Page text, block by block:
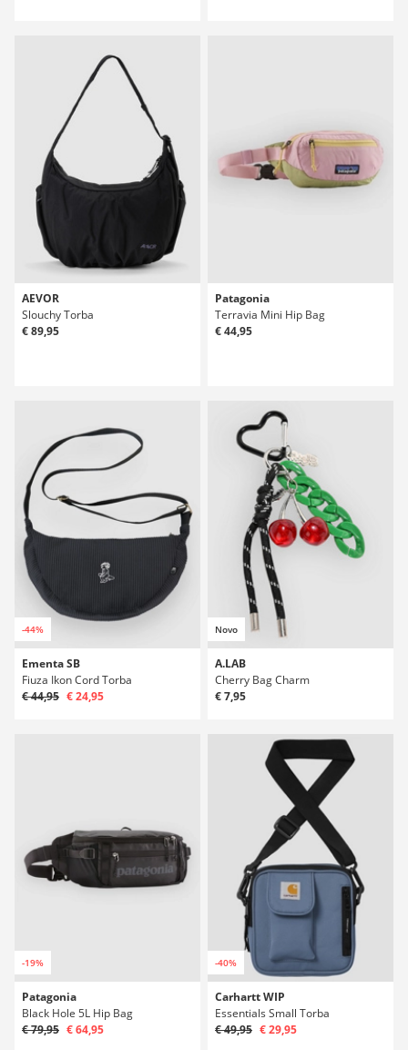
AEVOR
Slouchy Torba
€ 89,95
Patagonia
Terravia Mini Hip Bag
€ 44,95
-44%
Ementa SB
Fiuza Ikon Cord Torba
€ 44,95 € 24,95
Novo
A.LAB
Cherry Bag Charm
€ 7,95
-19%
Patagonia
Black Hole 5L Hip Bag
€ 79,95 € 64,95
-40%
Carhartt WIP
Essentials Small Torba
€ 49,95 € 29,95